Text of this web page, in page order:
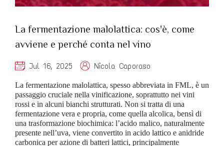
La fermentazione malolattica: cos'è, come
avviene e perché conta nel vino
Jul 16, 2025 Nicola Caporaso
La fermentazione malolattica, spesso abbreviata in FML, è un
passaggio cruciale nella vinificazione, soprattutto nei vini
rossi e in alcuni bianchi strutturati. Non si tratta di una
fermentazione vera e propria, come quella alcolica, bensì di
una trasformazione biochimica: l’acido malico, naturalmente
presente nell’uva, viene convertito in acido lattico e anidride
carbonica per azione di batteri lattici, principalmente